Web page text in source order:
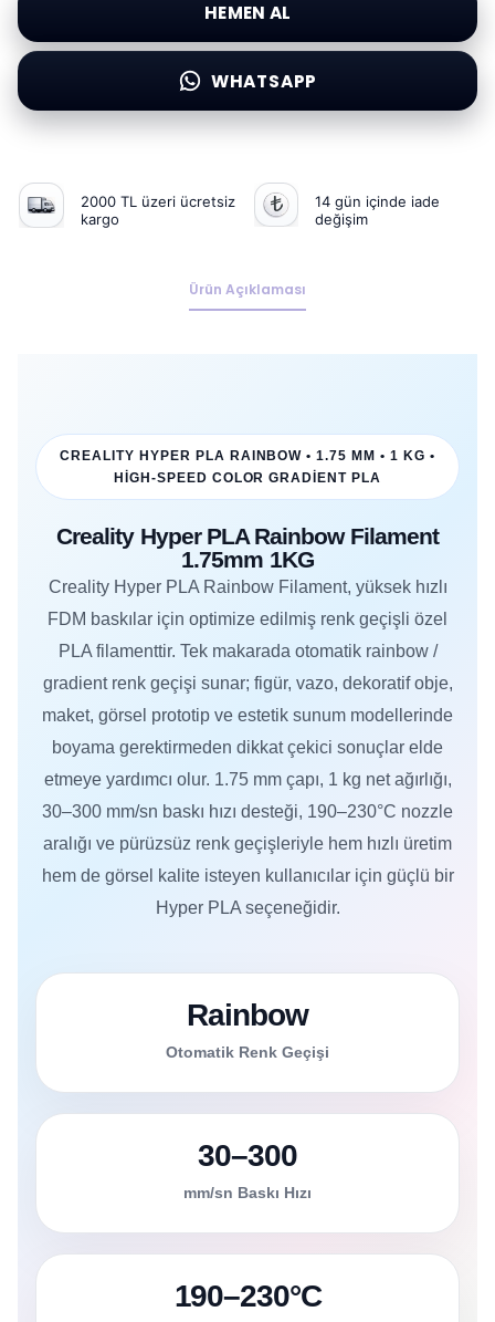
HEMEN AL
WHATSAPP
2000 TL üzeri ücretsiz
kargo
14 gün içinde iade
değişim
Ürün Açıklaması
CREALITY HYPER PLA RAINBOW • 1.75 MM • 1 KG •
HIGH-SPEED COLOR GRADIENT PLA
Creality Hyper PLA Rainbow Filament
1.75mm 1KG
Creality Hyper PLA Rainbow Filament, yüksek hızlı
FDM baskılar için optimize edilmiş renk geçişli özel
PLA filamenttir. Tek makarada otomatik rainbow /
gradient renk geçişi sunar; figür, vazo, dekoratif obje,
maket, görsel prototip ve estetik sunum modellerinde
boyama gerektirmeden dikkat çekici sonuçlar elde
etmeye yardımcı olur. 1.75 mm çapı, 1 kg net ağırlığı,
30–300 mm/sn baskı hızı desteği, 190–230°C nozzle
aralığı ve pürüzsüz renk geçişleriyle hem hızlı üretim
hem de görsel kalite isteyen kullanıcılar için güçlü bir
Hyper PLA seçeneğidir.
Rainbow
Otomatik Renk Geçişi
30–300
mm/sn Baskı Hızı
190–230°C